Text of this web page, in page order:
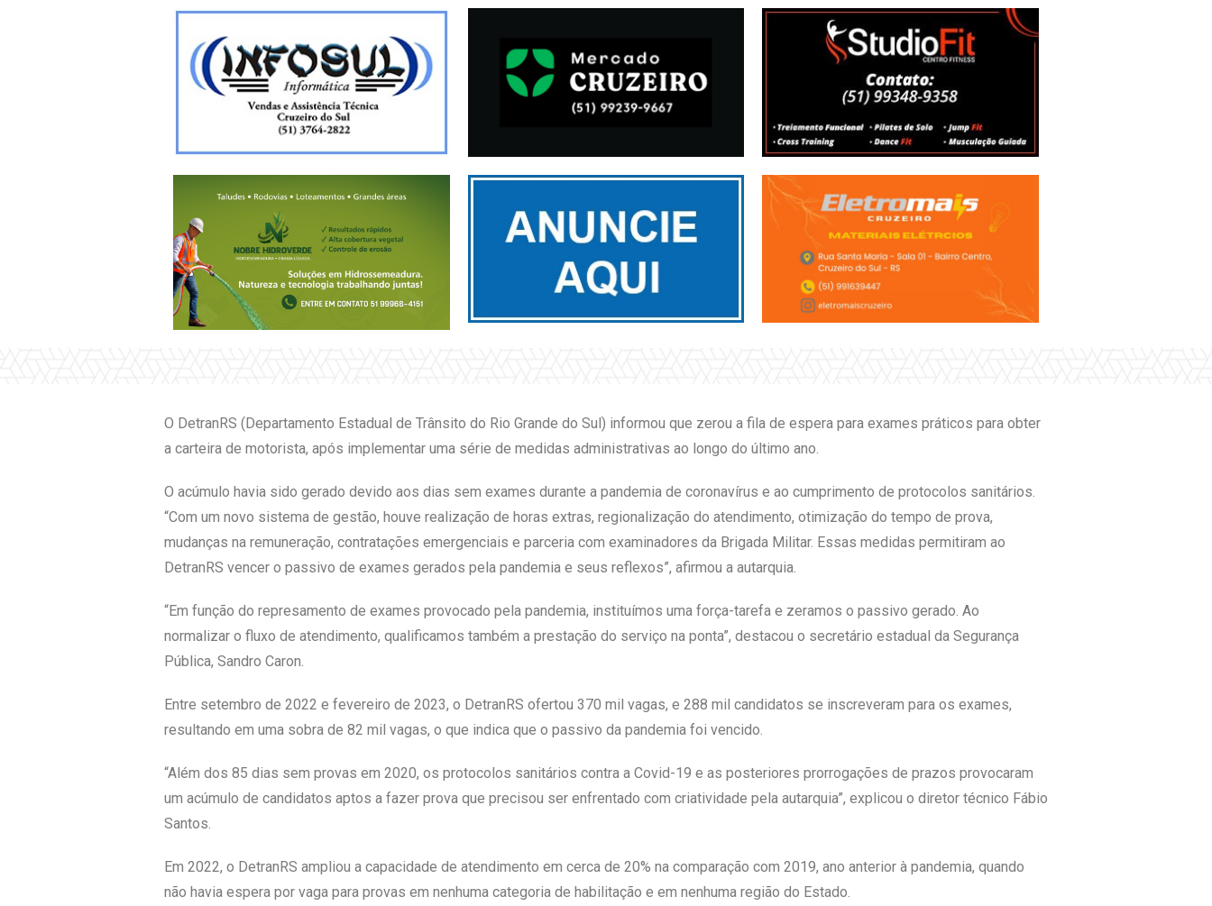
O DetranRS (Departamento Estadual de Trânsito do Rio Grande do Sul) informou que zerou a fila de espera para exames práticos para obter
a carteira de motorista, após implementar uma série de medidas administrativas ao longo do último ano.
O acúmulo havia sido gerado devido aos dias sem exames durante a pandemia de coronavírus e ao cumprimento de protocolos sanitários.
“Com um novo sistema de gestão, houve realização de horas extras, regionalização do atendimento, otimização do tempo de prova,
mudanças na remuneração, contratações emergenciais e parceria com examinadores da Brigada Militar. Essas medidas permitiram ao
DetranRS vencer o passivo de exames gerados pela pandemia e seus reflexos”, afirmou a autarquia.
“Em função do represamento de exames provocado pela pandemia, instituímos uma força-tarefa e zeramos o passivo gerado. Ao
normalizar o fluxo de atendimento, qualificamos também a prestação do serviço na ponta”, destacou o secretário estadual da Segurança
Pública, Sandro Caron.
Entre setembro de 2022 e fevereiro de 2023, o DetranRS ofertou 370 mil vagas, e 288 mil candidatos se inscreveram para os exames,
resultando em uma sobra de 82 mil vagas, o que indica que o passivo da pandemia foi vencido.
“Além dos 85 dias sem provas em 2020, os protocolos sanitários contra a Covid-19 e as posteriores prorrogações de prazos provocaram
um acúmulo de candidatos aptos a fazer prova que precisou ser enfrentado com criatividade pela autarquia”, explicou o diretor técnico Fábio
Santos.
Em 2022, o DetranRS ampliou a capacidade de atendimento em cerca de 20% na comparação com 2019, ano anterior à pandemia, quando
não havia espera por vaga para provas em nenhuma categoria de habilitação e em nenhuma região do Estado.